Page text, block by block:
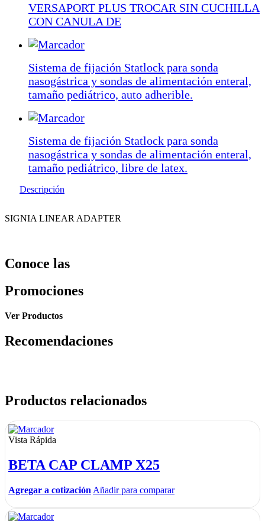
VERSAPORT PLUS TROCAR SIN CUCHILLA
CON CANULA DE
Sistema de fijación Statlock para sonda
nasogástrica y sondas de alimentación enteral,
tamaño pediátrico, auto adherible.
Sistema de fijación Statlock para sonda
nasogástrica y sondas de alimentación enteral,
tamaño pediátrico, libre de latex.
Descripción
SIGNIA LINEAR ADAPTER
Conoce las
Promociones
Ver Productos
Recomendaciones
Productos relacionados
Vista Rápida
BETA CAP CLAMP X25
Agregar a cotización Añadir para comparar